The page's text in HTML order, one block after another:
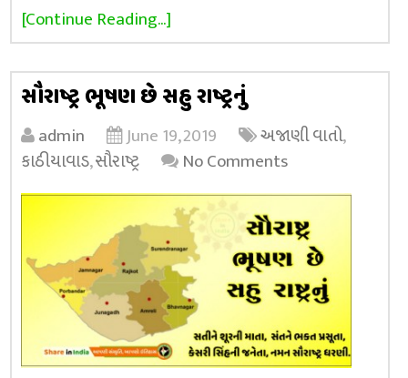
[Continue Reading...]
સૌરાષ્ટ્ર ભૂષણ છે સહુ રાષ્ટ્રનું
admin June 19, 2019 અજાણી વાતો,
કાઠીયાવાડ,સૌરાષ્ટ્ર No Comments